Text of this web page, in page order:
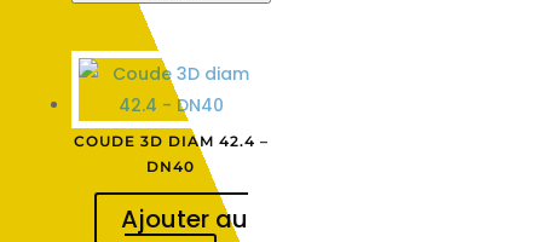
COUDE 3D DIAM 42.4 –
DN40
Ajouter au